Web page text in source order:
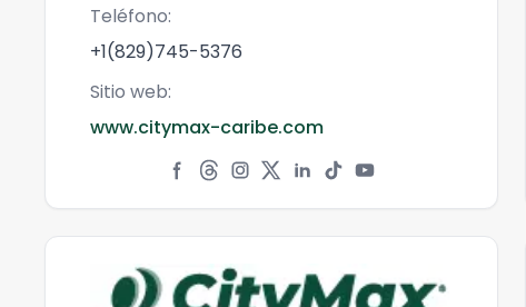
Teléfono:
+1(829)745-5376
Sitio web:
www.citymax-caribe.com